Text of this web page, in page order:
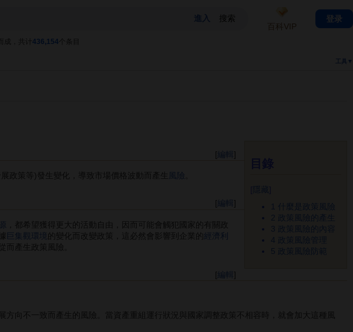
成，共计 436,154 个条目
工具▼
1 什麼是政策風險
2
政策風險的產生
3
政策風險的內容
4
政策風險管理
5
政策風險防範
[編輯
政策等)發生變化，導致市場價格波動而產生 風險
[編輯
，都希望獲得更大的活動自由，因而可能會觸犯國家的有關政
巨集觀環境 的變化而改變政策，這必然會影響到企業的 經濟利
而產生政策風險。
[編輯
展方向不一致而產生的風險。當資產重組運行狀況與國家調整政策不相容時，就會加大這種風
百科VIP
登录